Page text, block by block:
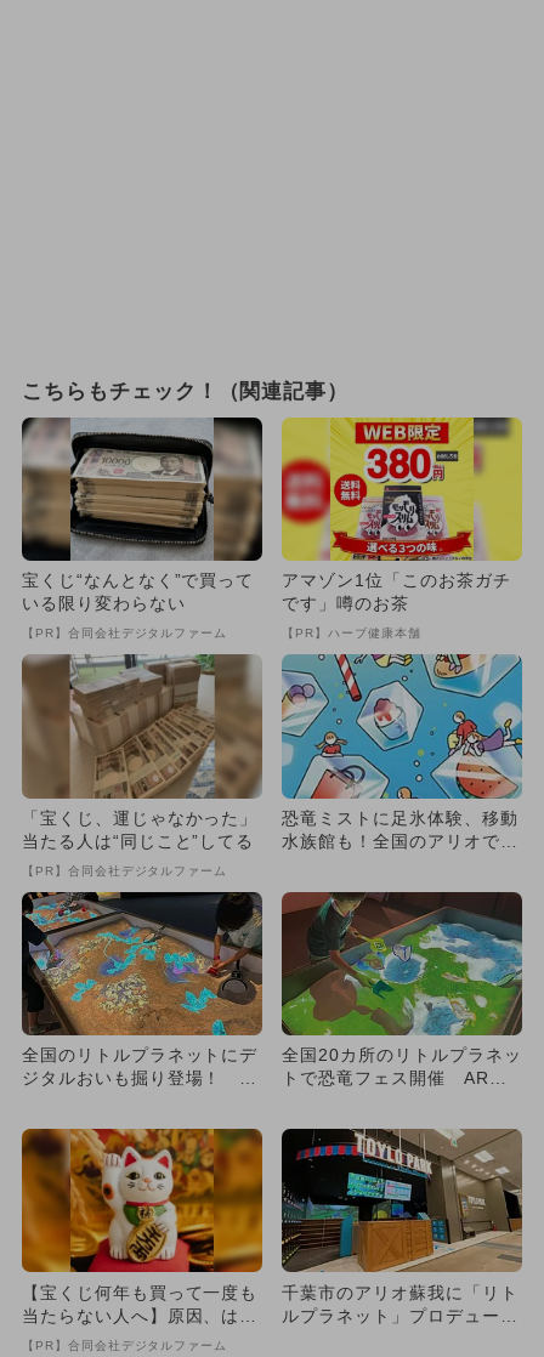
こちらもチェック！（関連記事）
宝くじ“なんとなく”で買って
いる限り変わらない
【PR】合同会社デジタルファーム
アマゾン1位「このお茶ガチ
です」噂のお茶
【PR】ハーブ健康本舗
「宝くじ、運じゃなかった」
当たる人は“同じこと”してる
【PR】合同会社デジタルファーム
恐竜ミストに足氷体験、移動
水族館も！全国のアリオで夏
全国のリトルプラネットにデ
ジタルおいも掘り登場！ ハ
全国20カ所のリトルプラネッ
トで恐竜フェス開催 AR技
【宝くじ何年も買って一度も
当たらない人へ】原因、はっ
きりしてます
【PR】合同会社デジタルファーム
千葉市のアリオ蘇我に「リト
ルプラネット」プロデュース